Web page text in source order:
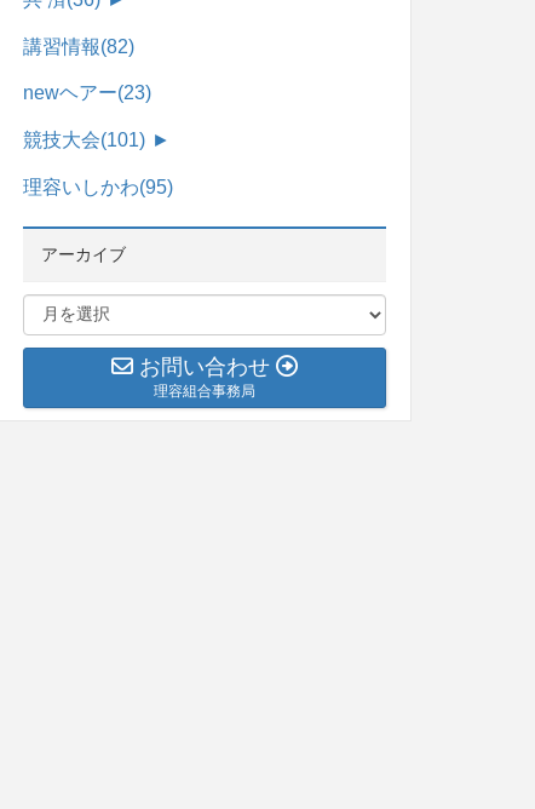
講習情報(82)
newヘアー(23)
競技大会(101) ►
理容いしかわ(95)
アーカイブ
お問い合わせ
理容組合事務局